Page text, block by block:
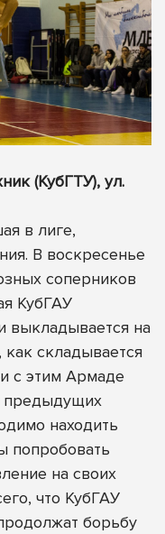
(КубГТУ), ул.
в лиге,
В воскресенье
соперников
КубГАУ
выкладывается на
как складывается
с этим Армаде
предыдущих
находить
попробовать
на своих
что КубГАУ
борьбу